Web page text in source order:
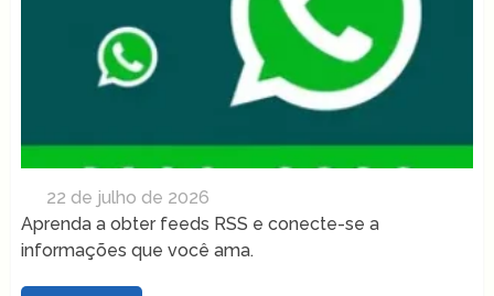
22 de julho de 2026
Aprenda a obter feeds RSS e conecte-se a
informações que você ama.